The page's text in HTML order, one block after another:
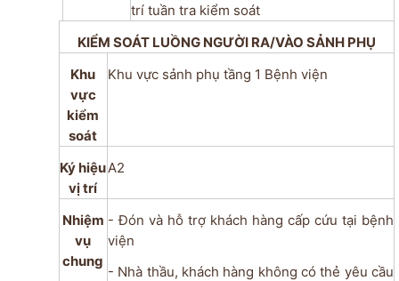
trí tuần tra kiểm soát
KIỂM SOÁT LUỒNG NGƯỜI RA/VÀO SẢNH PHỤ
Khu
vực
kiểm
soát
Khu vực sảnh phụ tầng 1 Bệnh viện
Ký hiệu
vị trí
A2
Nhiệm
vụ
chung
- Đón và hỗ trợ khách hàng cấp cứu tại bệnh
viện
- Nhà thầu, khách hàng không có thẻ yêu cầu